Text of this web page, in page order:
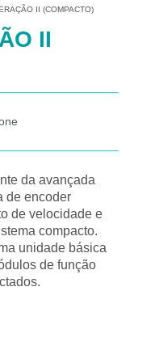
II (COMPACTO)
II
da avançada
de encoder
de velocidade e
compacto.
unidade básica
de função